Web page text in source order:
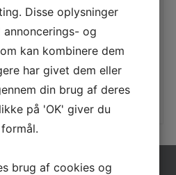
22
MERE
Disse oplysninger
og
kan kombinere dem
har givet dem eller
din brug af deres
på 'OK' giver du
brug af cookies og